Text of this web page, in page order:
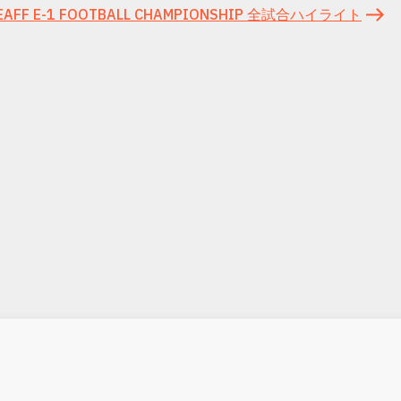
E-1 FOOTBALL CHAMPIONSHIP 全試合ハイライト